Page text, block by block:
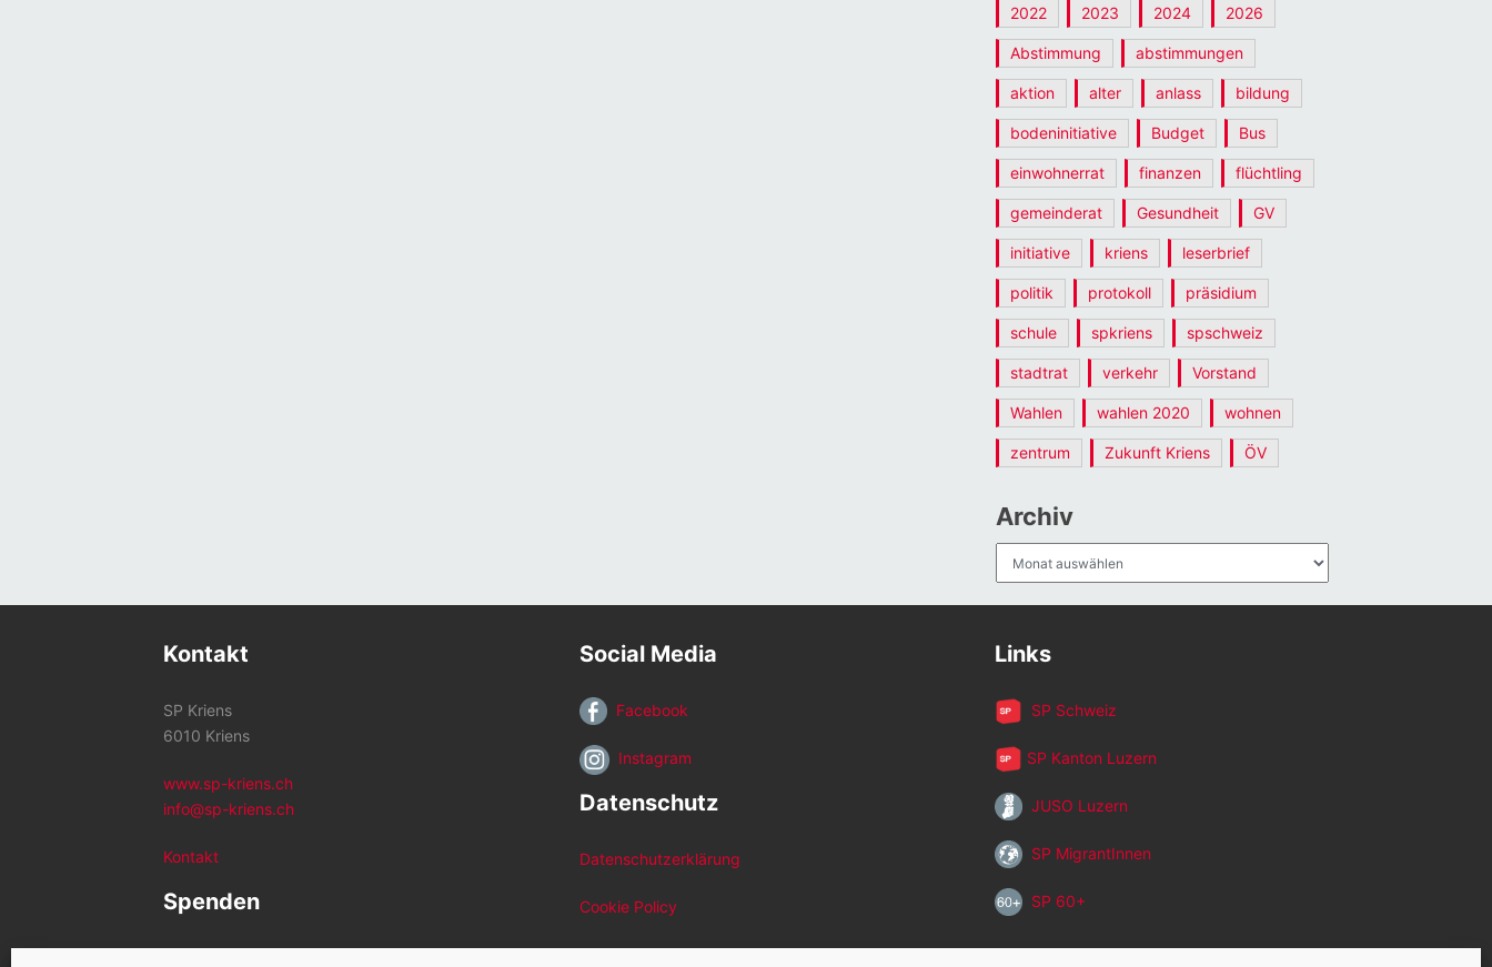
2022 2023 2024 2026
Abstimmung abstimmungen
aktion alter anlass bildung
bodeninitiative Budget Bus
einwohnerrat finanzen flüchtling
gemeinderat Gesundheit GV
initiative kriens leserbrief
politik protokoll präsidium
schule spkriens spschweiz
stadtrat verkehr Vorstand
Wahlen wahlen 2020 wohnen
zentrum Zukunft Kriens ÖV
Archiv
Kontakt
SP Kriens
6010 Kriens
www.sp-kriens.ch
info@sp-kriens.ch
Kontakt
Spenden
Social Media
Facebook
Instagram
Datenschutz
Datenschutzerklärung
Cookie Policy
Links
SP Schweiz
SP Kanton Luzern
JUSO Luzern
SP MigrantInnen
SP 60+